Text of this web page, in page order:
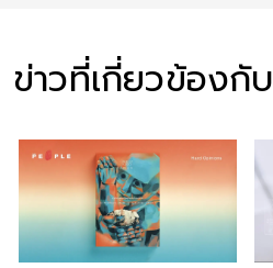
ข่าวที่เกี่ยวข้องกับ